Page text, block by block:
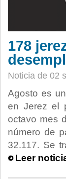
178
Noticia de 02
Agosto es
en Jerez el
octavo mes
número de
32.117. Se
Leer